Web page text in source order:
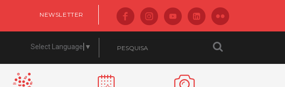
NEWSLETTER
Select Language ▼